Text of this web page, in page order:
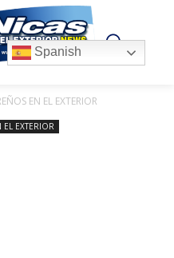
EN EL EXTERIOR
EL EXTERIOR
Spanish